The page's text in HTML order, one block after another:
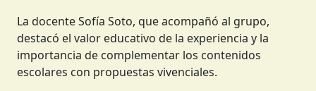
La docente Sofía Soto, que acompañó al grupo,
destacó el valor educativo de la experiencia y la
importancia de complementar los contenidos
escolares con propuestas vivenciales.